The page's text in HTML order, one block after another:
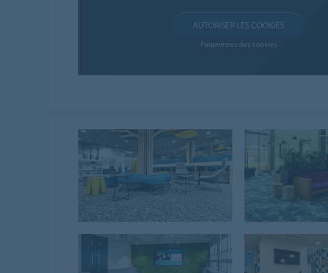
AUTORISER LES COOKIES
Paramètres des cookies